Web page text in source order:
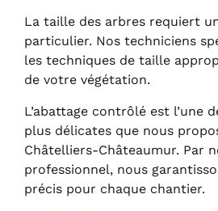
La taille des arbres requiert
particulier. Nos techniciens
les techniques de taille
de votre végétation.
L’abattage contrôlé est l’une
plus délicates que nous
Châtelliers-Châteaumur. Par
professionnel, nous
précis pour chaque chantier.